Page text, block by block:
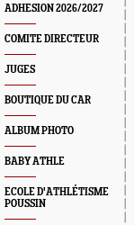
ADHESION 2026/2027
COMITE DIRECTEUR
JUGES
BOUTIQUE DU CAR
ALBUM PHOTO
BABY ATHLE
ECOLE D'ATHLÉTISME
POUSSIN